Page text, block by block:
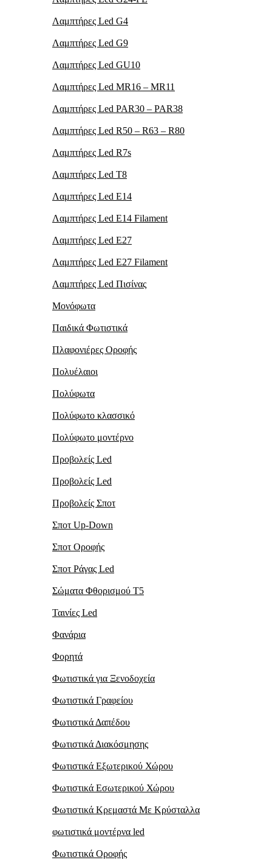
Λαμπτήρες Led G4
Λαμπτήρες Led G9
Λαμπτήρες Led GU10
Λαμπτήρες Led MR16 – MR11
Λαμπτήρες Led PAR30 – PAR38
Λαμπτήρες Led R50 – R63 – R80
Λαμπτήρες Led R7s
Λαμπτήρες Led T8
Λαμπτήρες Led Ε14
Λαμπτήρες Led Ε14 Filament
Λαμπτήρες Led Ε27
Λαμπτήρες Led Ε27 Filament
Λαμπτήρες Led Πισίνας
Μονόφωτα
Παιδικά Φωτιστικά
Πλαφονιέρες Oροφής
Πολυέλαιοι
Πολύφωτα
Πολύφωτο κλασσικό
Πολύφωτο μοντέρνο
Προβολείς Led
Προβολείς Led
Προβολείς Σποτ
Σποτ Up-Down
Σποτ Οροφής
Σποτ Ράγας Led
Σώματα Φθορισμού Τ5
Ταινίες Led
Φανάρια
Φορητά
Φωτιστικά για Ξενοδοχεία
Φωτιστικά Γραφείου
Φωτιστικά Δαπέδου
Φωτιστικά Διακόσμησης
Φωτιστικά Εξωτερικού Χώρου
Φωτιστικά Εσωτερικού Χώρου
Φωτιστικά Κρεμαστά Mε Kρύσταλλα
φωτιστικά μοντέρνα led
Φωτιστικά Οροφής